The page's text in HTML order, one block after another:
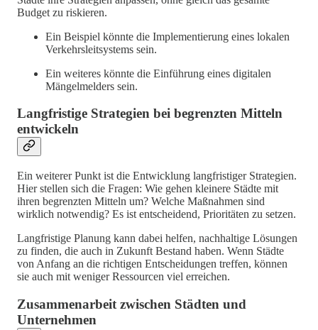
Budget zu riskieren.
Ein Beispiel könnte die Implementierung eines lokalen
Verkehrsleitsystems sein.
Ein weiteres könnte die Einführung eines digitalen
Mängelmelders sein.
Langfristige Strategien bei begrenzten Mitteln
entwickeln
Ein weiterer Punkt ist die Entwicklung langfristiger Strategien.
Hier stellen sich die Fragen: Wie gehen kleinere Städte mit
ihren begrenzten Mitteln um? Welche Maßnahmen sind
wirklich notwendig? Es ist entscheidend, Prioritäten zu setzen.
Langfristige Planung kann dabei helfen, nachhaltige Lösungen
zu finden, die auch in Zukunft Bestand haben. Wenn Städte
von Anfang an die richtigen Entscheidungen treffen, können
sie auch mit weniger Ressourcen viel erreichen.
Zusammenarbeit zwischen Städten und
Unternehmen